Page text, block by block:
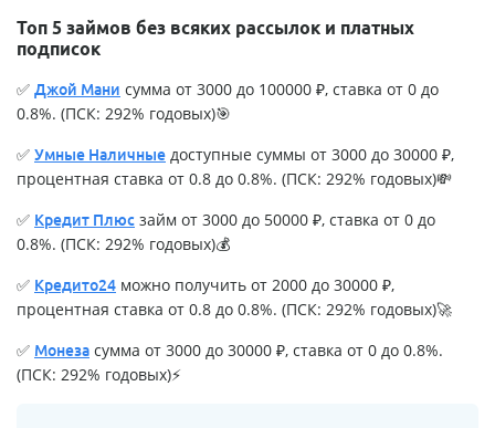
Топ 5 займов без всяких рассылок и платных
подписок
✅ Джой Мани сумма от 3000 до 100000 ₽, ставка от 0 до
0.8%. (ПСК: 292% годовых)🎯
✅ Умные Наличные доступные суммы от 3000 до 30000 ₽,
процентная ставка от 0.8 до 0.8%. (ПСК: 292% годовых)💸
✅ Кредит Плюс займ от 3000 до 50000 ₽, ставка от 0 до
0.8%. (ПСК: 292% годовых)💰
✅ Кредито24 можно получить от 2000 до 30000 ₽,
процентная ставка от 0.8 до 0.8%. (ПСК: 292% годовых)🚀
✅ Монеза сумма от 3000 до 30000 ₽, ставка от 0 до 0.8%.
(ПСК: 292% годовых)⚡